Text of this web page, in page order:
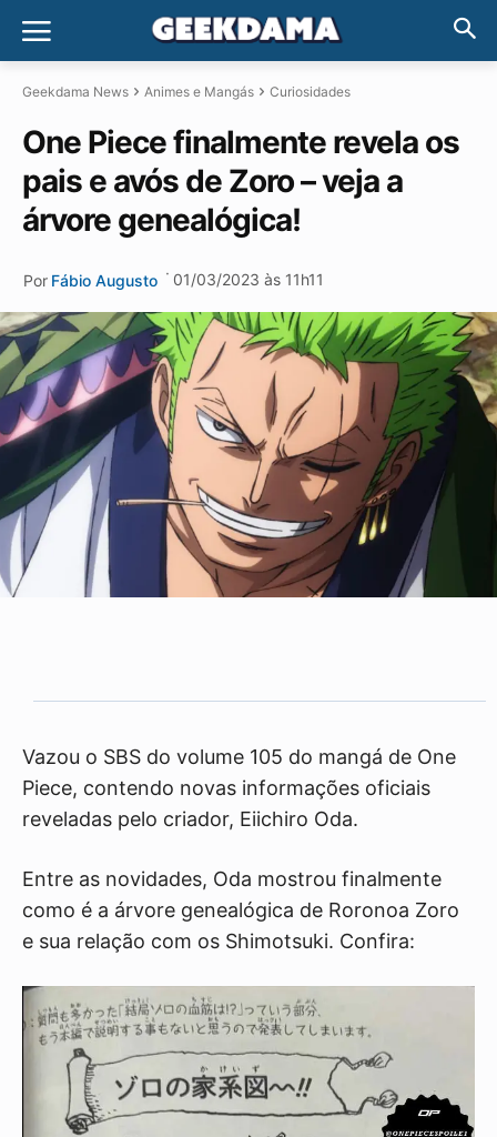
Geekdama News Animes e Mangás Curiosidades
One Piece finalmente revela os
pais e avós de Zoro – veja a
árvore genealógica!
Por Fábio Augusto · 01/03/2023 às 11h11
Vazou o SBS do volume 105 do mangá de One
Piece, contendo novas informações oficiais
reveladas pelo criador, Eiichiro Oda.
Entre as novidades, Oda mostrou finalmente
como é a árvore genealógica de Roronoa Zoro
e sua relação com os Shimotsuki. Confira: